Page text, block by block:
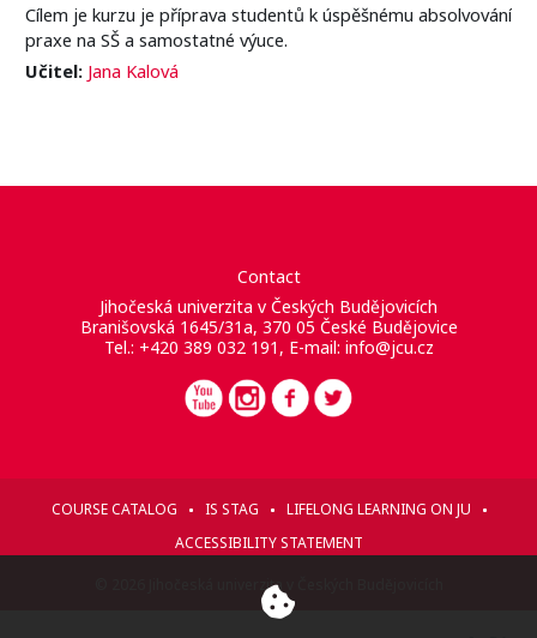
Cílem je kurzu je příprava studentů k úspěšnému absolvování
praxe na SŠ a samostatné výuce.
Učitel: Jana Kalová
Contact
Jihočeská univerzita v Českých Budějovicích
Branišovská 1645/31a, 370 05 České Budějovice
Tel.: +420 389 032 191, E-mail: info@jcu.cz
COURSE CATALOG IS STAG
LIFELONG LEARNING ON JU
ACCESSIBILITY STATEMENT
© 2026 Jihočeská univerzita v Českých Budějovicích